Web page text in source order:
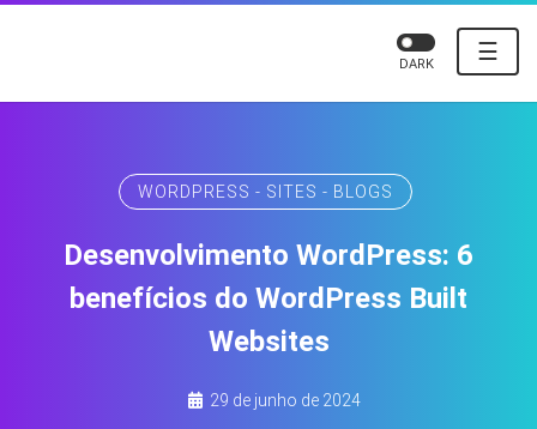
☰
DARK
WORDPRESS - SITES - BLOGS
Desenvolvimento WordPress: 6
benefícios do WordPress Built
Websites
29 de junho de 2024